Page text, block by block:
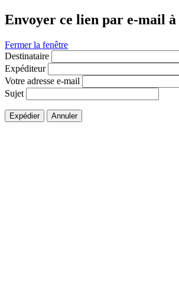
Envoyer ce lien par e-mail
Fermer la fenêtre
Destinataire
Expéditeur
Votre adresse e-mail
Sujet
Expédier Annuler